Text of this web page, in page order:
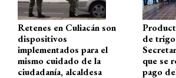
Retenes en Culiacán son
dispositivos
implementados para el
mismo cuidado de la
ciudadanía, alcaldesa
de
que se
pago